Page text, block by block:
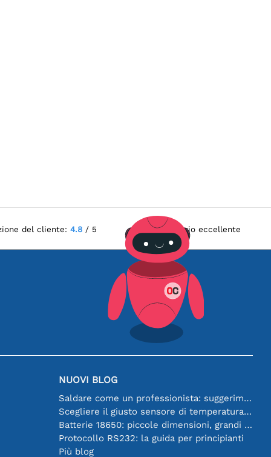
del cliente: 4.8/ 5 Servizio eccellente
NUOVI BLOG
Saldare come un professionista: suggerimenti per connessioni elettroniche perfette
Scegliere il giusto sensore di temperatura [youtube]
Batterie 18650: piccole dimensioni, grandi prestazioni
Protocollo RS232: la guida per principianti
Più blog